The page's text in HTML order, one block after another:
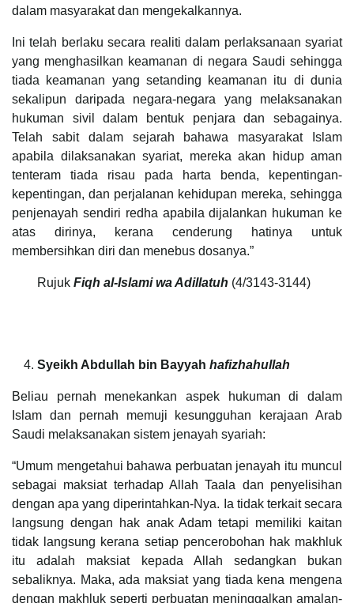
dalam masyarakat dan mengekalkannya.
Ini telah berlaku secara realiti dalam perlaksanaan syariat
yang menghasilkan keamanan di negara Saudi sehingga
tiada keamanan yang setanding keamanan itu di dunia
sekalipun daripada negara-negara yang melaksanakan
hukuman sivil dalam bentuk penjara dan sebagainya.
Telah sabit dalam sejarah bahawa masyarakat Islam
apabila dilaksanakan syariat, mereka akan hidup aman
tenteram tiada risau pada harta benda, kepentingan-
kepentingan, dan perjalanan kehidupan mereka, sehingga
penjenayah sendiri redha apabila dijalankan hukuman ke
atas dirinya, kerana cenderung hatinya untuk
membersihkan diri dan menebus dosanya.”
Rujuk Fiqh al-Islami wa Adillatuh (4/3143-3144)
Syeikh Abdullah bin Bayyah hafizhahullah
Beliau pernah menekankan aspek hukuman di dalam
Islam dan pernah memuji kesungguhan kerajaan Arab
Saudi melaksanakan sistem jenayah syariah:
“Umum mengetahui bahawa perbuatan jenayah itu muncul
sebagai maksiat terhadap Allah Taala dan penyelisihan
dengan apa yang diperintahkan-Nya. Ia tidak terkait secara
langsung dengan hak anak Adam tetapi memiliki kaitan
tidak langsung kerana setiap pencerobohan hak makhluk
itu adalah maksiat kepada Allah sedangkan bukan
sebaliknya. Maka, ada maksiat yang tiada kena mengena
dengan makhluk seperti perbuatan meninggalkan amalan-